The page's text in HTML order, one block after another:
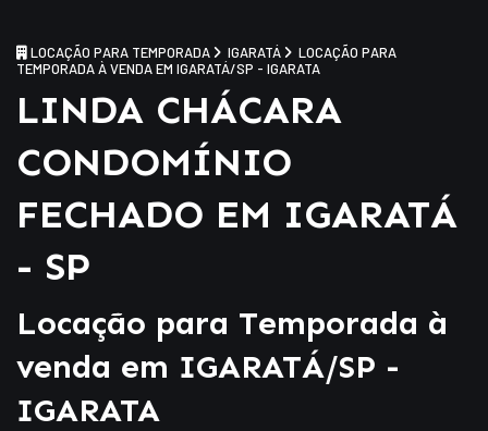
LOCAÇÃO PARA TEMPORADA IGARATÁ
LOCAÇÃO PARA
TEMPORADA À VENDA EM IGARATÁ/SP - IGARATA
LINDA CHÁCARA
CONDOMÍNIO
FECHADO EM IGARATÁ
- SP
Locação para Temporada à
venda em IGARATÁ/SP -
IGARATA